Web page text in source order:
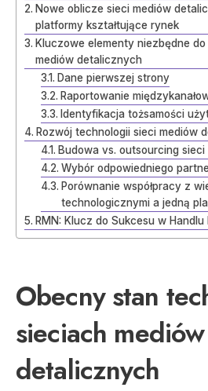
Nowe oblicze sieci mediów
platformy kształtujące rynek
Kluczowe elementy niezbędne
mediów detalicznych
Dane pierwszej strony
Raportowanie
Identyfikacja tożsamości
Rozwój technologii sieci mediów
Budowa vs. outsourcing
Wybór odpowiedniego
Porównanie współpracy z
technologicznymi a jedną
RMN: Klucz do Sukcesu w
Obecny stan
sieciach mediów
detalicznych